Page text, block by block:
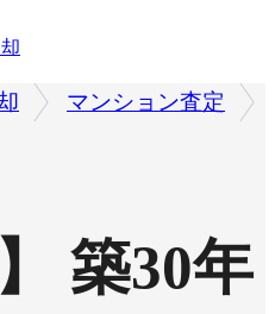
マンション査定
築30年